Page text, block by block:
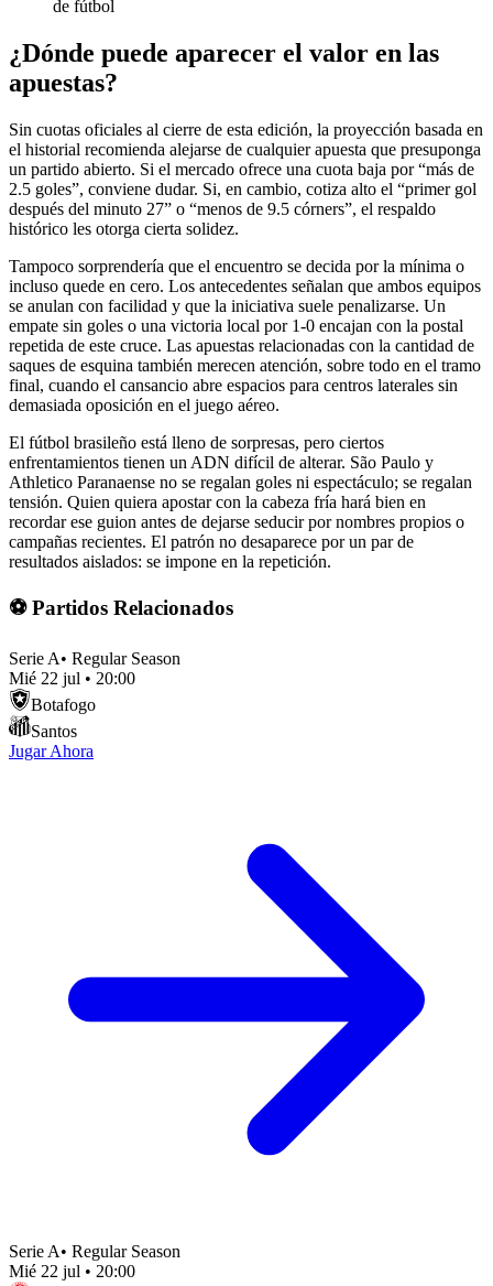
de fútbol
¿Dónde puede aparecer el valor en las
apuestas?
Sin cuotas oficiales al cierre de esta edición, la proyección basada en
el historial recomienda alejarse de cualquier apuesta que presuponga
un partido abierto. Si el mercado ofrece una cuota baja por “más de
2.5 goles”, conviene dudar. Si, en cambio, cotiza alto el “primer gol
después del minuto 27” o “menos de 9.5 córners”, el respaldo
histórico les otorga cierta solidez.
Tampoco sorprendería que el encuentro se decida por la mínima o
incluso quede en cero. Los antecedentes señalan que ambos equipos
se anulan con facilidad y que la iniciativa suele penalizarse. Un
empate sin goles o una victoria local por 1-0 encajan con la postal
repetida de este cruce. Las apuestas relacionadas con la cantidad de
saques de esquina también merecen atención, sobre todo en el tramo
final, cuando el cansancio abre espacios para centros laterales sin
demasiada oposición en el juego aéreo.
El fútbol brasileño está lleno de sorpresas, pero ciertos
enfrentamientos tienen un ADN difícil de alterar. São Paulo y
Athletico Paranaense no se regalan goles ni espectáculo; se regalan
tensión. Quien quiera apostar con la cabeza fría hará bien en
recordar ese guion antes de dejarse seducir por nombres propios o
campañas recientes. El patrón no desaparece por un par de
resultados aislados: se impone en la repetición.
⚽ Partidos Relacionados
Serie A• Regular Season
Mié 22 jul • 20:00
Botafogo
Santos
Jugar Ahora
Serie A• Regular Season
Mié 22 jul • 20:00